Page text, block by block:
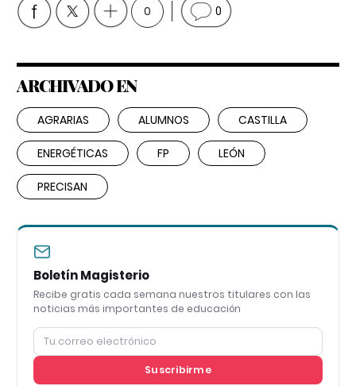
0 0
ARCHIVADO EN
AGRARIAS ALUMNOS CASTILLA
ENERGÉTICAS FP LEÓN
PRECISAN
Boletín Magisterio
Recibe gratis cada semana nuestros titulares con las
noticias más importantes de educación
Suscribirme